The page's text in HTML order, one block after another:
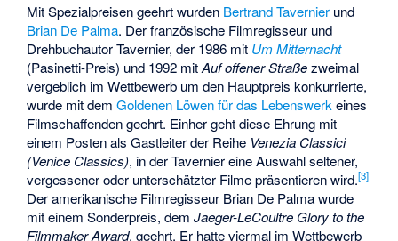
Mit Spezialpreisen geehrt wurden Bertrand Tavernier und
Brian De Palma. Der französische Filmregisseur und
Drehbuchautor Tavernier, der 1986 mit Um Mitternacht
(Pasinetti-Preis) und 1992 mitAuf offener Straßezweimal
vergeblich im Wettbewerb um den Hauptpreis konkurrierte,
wurde mit demGoldenen Löwen für das Lebenswerk eines
Filmschaffenden geehrt. Einher geht diese Ehrung mit
einem Posten als Gastleiter der Reihe Venezia Classici
(Venice Classics), in der Tavernier eine Auswahl seltener,
vergessener oder unterschätzter Filme präsentieren wird.[3]
Der amerikanische Filmregisseur Brian De Palma wurde
mit einem Sonderpreis, demJaeger-LeCoultre Glory to the
Filmmaker Award, geehrt. Er hatte viermal im Wettbewerb